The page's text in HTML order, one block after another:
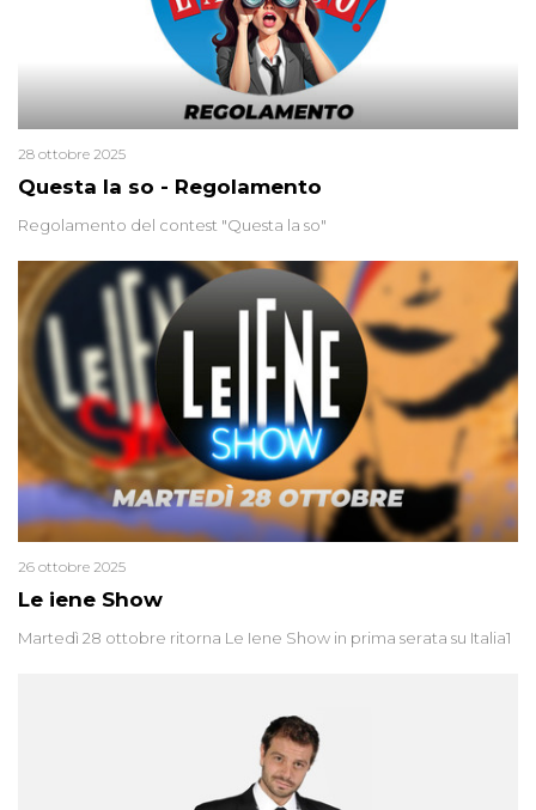
Questa la so - Regolamento
28 ottobre 2025
Regolamento del contest "Questa la so"
Le iene Show
26 ottobre 2025
Martedì 28 ottobre ritorna Le Iene Show in prima serata su Italia1